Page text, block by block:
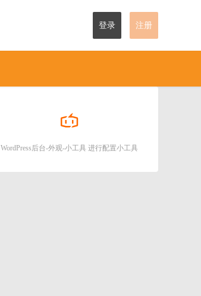
登录 注册
WordPress后台-外观-小工具 进行配置小工具